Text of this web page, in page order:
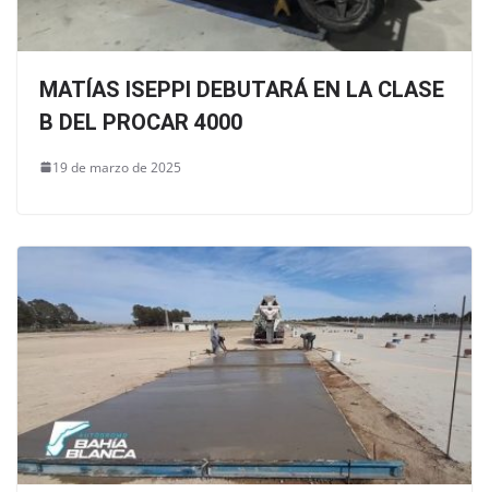
MATÍAS ISEPPI DEBUTARÁ EN LA CLASE
B DEL PROCAR 4000
19 de marzo de 2025